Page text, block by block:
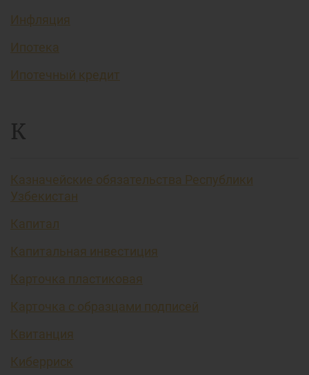
Инфляция
Ипотека
Ипотечный кредит
К
Казначейские обязательства Республики
Узбекистан
Капитал
Капитальная инвестиция
Карточка пластиковая
Карточка с образцами подписей
Квитанция
Киберриск